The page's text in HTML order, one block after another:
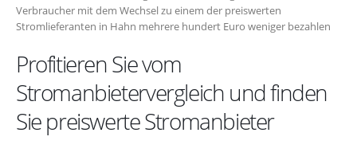
Verbraucher mit dem Wechsel zu einem der preiswerten
Stromlieferanten in Hahn mehrere hundert Euro weniger bezahlen
Profitieren Sie vom
Stromanbietervergleich und finden
Sie preiswerte Stromanbieter